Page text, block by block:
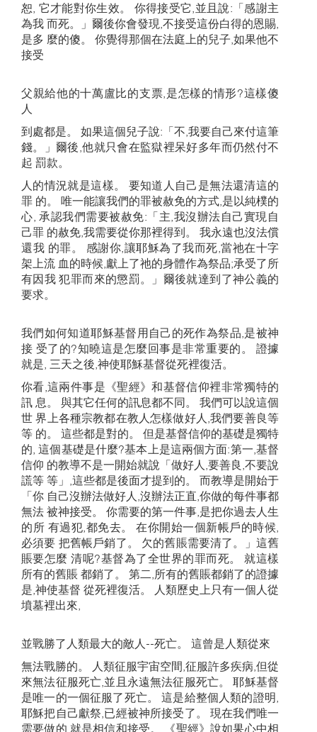
恕, 它才能對你生效。 你得接受它,並且說:「感謝主
為我 而死。」爾後你會發現,不接受這份白得的恩賜,
是多 麼的傻。 你覺得那個在法庭上的兒子,如果他不
接受
父親給他的十萬盧比的支票,是怎樣的情形?這樣傻
人
到處都是。 如果這個兒子說:「不,我要自己來付這筆
錢。」爾後,他就只會在監獄裡呆好多年而仍然付不
起 罰款。
人的情況就是這樣。 要知道人自己是無法還清這的
罪 的。 唯一能讓我們的罪被赦免的方式,是以純樸的
心, 承認我們需要被赦免:「主,我沒辦法自己實現自
己罪 的赦免,我需要從你那裡得到。 我永遠也沒法償
還我 的罪。 感謝你,讓耶穌為了我而死,當祂在十字
架上流 血的時候,獻上了祂的身體作為祭品;承受了所
有因我 犯罪而來的懲罰。」爾後就達到了神公義的
要求。
我們如何知道耶穌基督用自己的死作為祭品,是被神
接 受了的?知曉這是怎麼回事是非常重要的。 證據
就是, 三天之後,神使耶穌基督從死裡復活。
你看,這兩件事是《聖經》和基督信仰裡非常獨特的
訊 息。 與其它任何的訊息都不同。 我們可以說這個
世 界上各種宗教都在教人怎樣做好人,我們要善良等
等 的。 這些都是對的。 但是基督信仰的基礎是獨特
的, 這個基礎是什麼?基本上是這兩個方面:第一,基督
信仰 的教導不是一開始就說「做好人,要善良,不要說
謊等 等」,這些都是後面才提到的。 而教導是開始于
「你 自己沒辦法做好人,沒辦法正直,你做的每件事都
無法 被神接受。 你需要的第一件事,是把你過去人生
的所 有過犯,都免去。 在你開始一個新帳戶的時候,
必須要 把舊帳戶銷了。 欠的舊賬需要清了。」這舊
賬要怎麼 清呢?基督為了全世界的罪而死。 就這樣
所有的舊賬 都銷了。 第二,所有的舊賬都銷了的證據
是,神使基督 從死裡復活。 人類歷史上只有一個人從
墳墓裡出來,
並戰勝了人類最大的敵人--死亡。 這曾是人類從來
無法戰勝的。 人類征服宇宙空間,征服許多疾病,但從
來無法征服死亡,並且永遠無法征服死亡。 耶穌基督
是唯一的一個征服了死亡。 這是給整個人類的證明,
耶穌把自己獻祭,已經被神所接受了。 現在我們唯一
需要做的,就是相信和接受。 《聖經》說如果心中相